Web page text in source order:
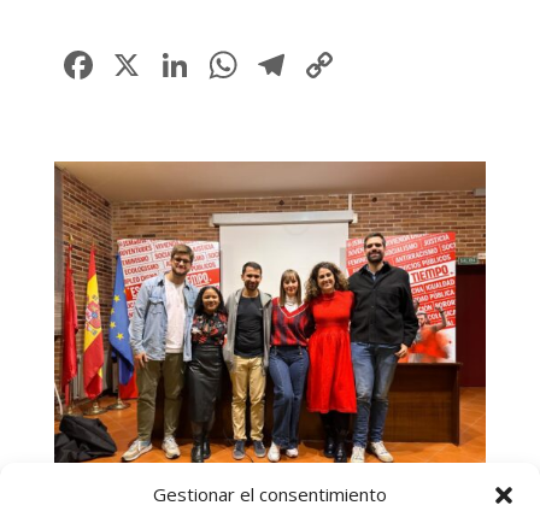
Gestionar el consentimiento
Facebook
X LinkedIn
WhatsApp
Telegram